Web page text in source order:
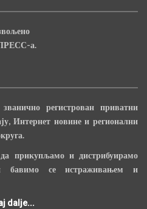
а.
регистрован приватни
Интернет новине и регионални
прикупљамо и дистрибуирамо
бавимо се истраживањем и
dalje...